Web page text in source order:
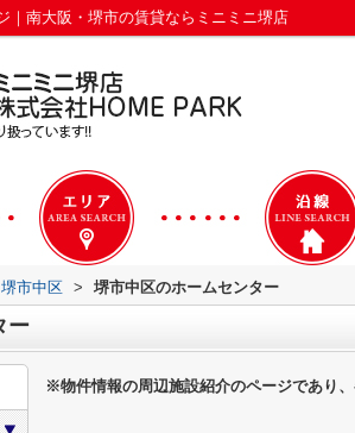
｜南大阪・堺市の賃貸ならミニミニ堺店
堺市中区 > 堺市中区のホームセンター
ー
※物件情報の周辺施設紹介のページであり